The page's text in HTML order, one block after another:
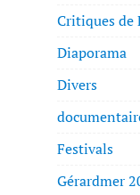
Critiques de
Diaporama
Divers
Festivals
Gérardmer